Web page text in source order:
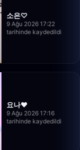
소은♡
9 Ağu 2026 17:22
tarihinde kaydedildi
요나❤️
9 Ağu 2026 17:16
tarihinde kaydedildi